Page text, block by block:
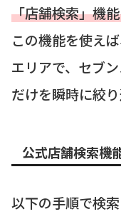
「店舗検索」機
この機能を使え
エリアで、セブ
だけを瞬時に絞
公式店舗検索機
以下の手順で検索